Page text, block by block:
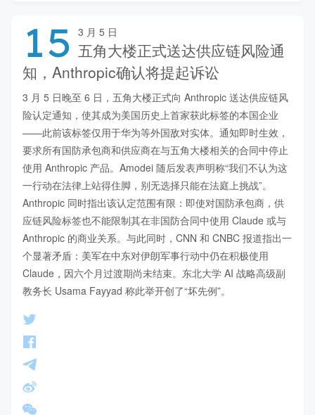
15 3 月 5 日
五角大楼正式送达供应链风险通
知，Anthropic确认将提起诉讼
3 月 5 日晚至 6 日，五角大楼正式向 Anthropic 送达供应链风
险认定通知，使其成为美国历史上首家获此标签的本国企业
——此前该标签仅用于华为等外国敌对实体。通知即时生效，
要求所有国防承包商和供应商在与五角大楼相关的合同中停止
使用 Anthropic 产品。Amodei 随后发表声明称“我们不认为这
一行动在法律上站得住脚，别无选择只能在法庭上挑战”。
Anthropic 同时指出该认定范围有限：即使对国防承包商，供
应链风险标签也不能限制其在非国防合同中使用 Claude 或与
Anthropic 的商业关系。与此同时，CNN 和 CNBC 报道指出一
个显著矛盾：美军在中东对伊朗军事行动中仍在积极使用
Claude，因六个月过渡期尚未结束。东北大学 AI 战略高级副
教务长 Usama Fayyad 称此举开创了“坏先例”。